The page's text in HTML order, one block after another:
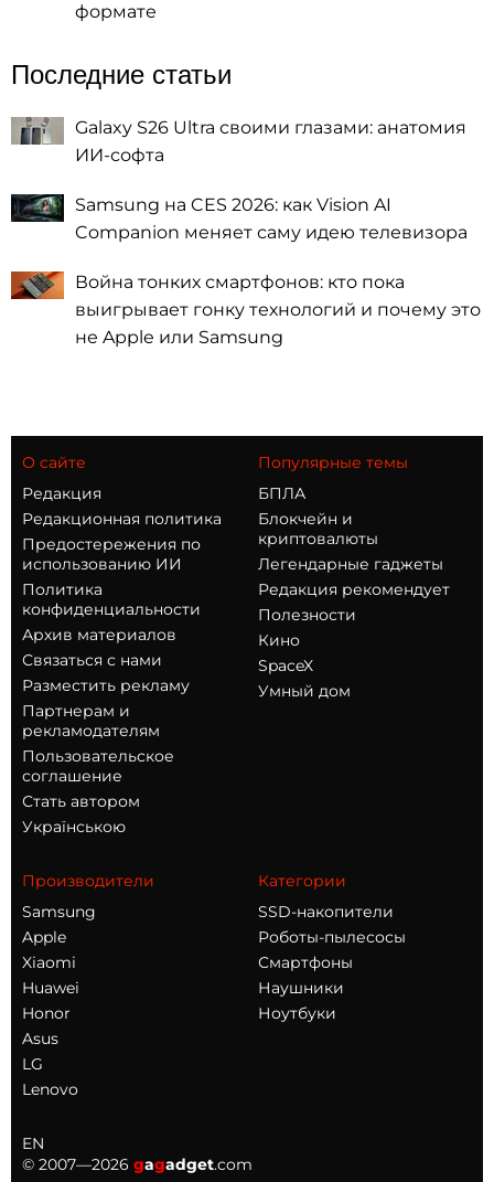
формате
Последние статьи
Galaxy S26 Ultra своими глазами: анатомия
ИИ-софта
Samsung на CES 2026: как Vision AI
Companion меняет саму идею телевизора
Война тонких смартфонов: кто пока
выигрывает гонку технологий и почему это
не Apple или Samsung
О сайте
Редакция
Редакционная политика
Предостережения по
использованию ИИ
Политика
конфиденциальности
Архив материалов
Связаться с нами
Разместить рекламу
Партнерам и
рекламодателям
Пользовательское
соглашение
Стать автором
Українською
Популярные темы
БПЛА
Блокчейн и
криптовалюты
Легендарные гаджеты
Редакция рекомендует
Полезности
Кино
SpaceX
Умный дом
Производители
Samsung
Apple
Xiaomi
Huawei
Honor
Asus
LG
Lenovo
Категории
SSD-накопители
Роботы-пылесосы
Смартфоны
Наушники
Ноутбуки
EN
© 2007—2026 gagadget.com